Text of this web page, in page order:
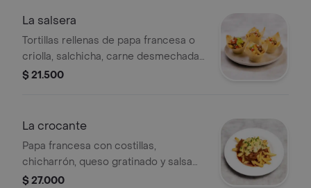
La salsera
Tortillas rellenas de papa francesa o
criolla, salchicha, carne desmechada,
pico de gallo y guacamole.
$ 21.500
La crocante
Papa francesa con costillas,
chicharrón, queso gratinado y salsa
de la casa.
$ 27.000